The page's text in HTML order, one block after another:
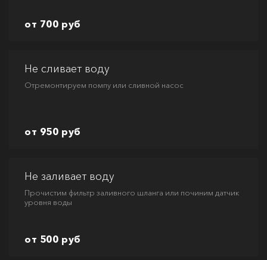
от 700 руб
Не сливает воду
Отремонтируем помпу или сливной насос
от 950 руб
Не заливает воду
Прочистим фильтр заливного шланга или починим датчик
уровня воды
от 500 руб